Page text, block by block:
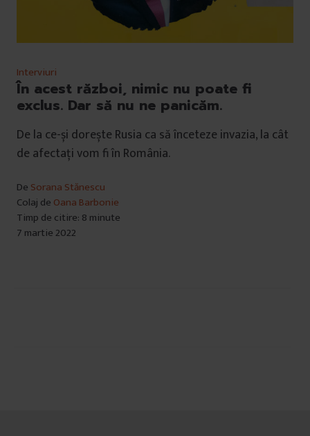
Interviuri
În acest război, nimic nu poate fi
exclus. Dar să nu ne panicăm.
De la ce-și dorește Rusia ca să înceteze invazia, la cât
de afectați vom fi în România.
De Sorana Stănescu
Colaj de Oana Barbonie
Timp de citire: 8 minute
7 martie 2022